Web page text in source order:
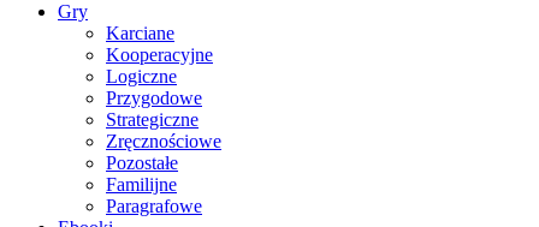
Gry
Karciane
Kooperacyjne
Logiczne
Przygodowe
Strategiczne
Zręcznościowe
Pozostałe
Familijne
Paragrafowe